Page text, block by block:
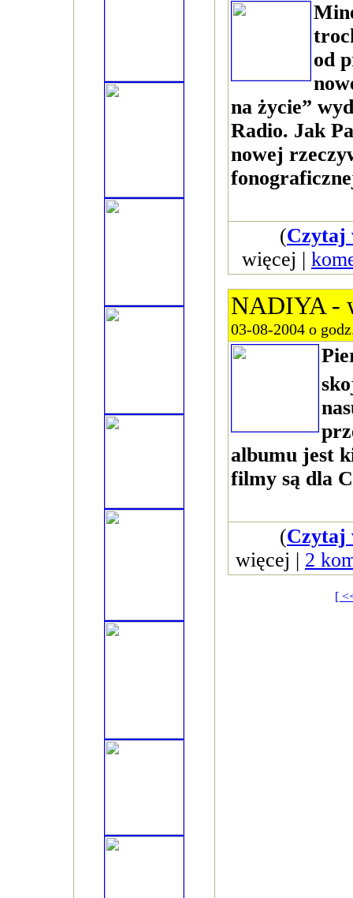
od
na życie”
Radio. Jak
nowej
(Czytaj
więcej |
NADIYA -
03-08-2004 o
albumu jest
filmy są dla
(Czytaj
więcej | 2
[